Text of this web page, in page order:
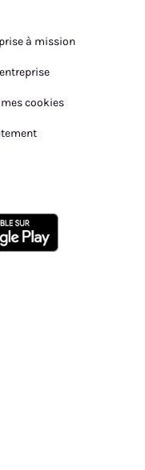
à mission
mes cookies